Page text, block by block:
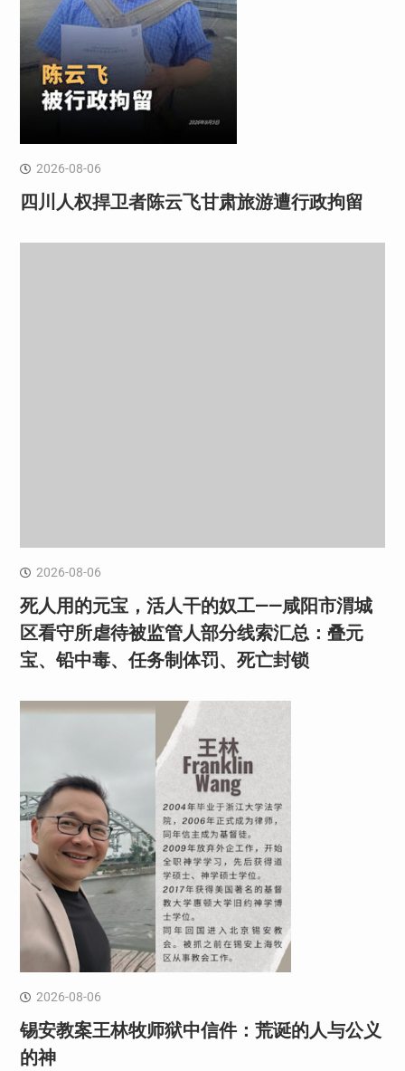
2026-08-06
四川人权捍卫者陈云飞甘肃旅游遭行政拘留
2026-08-06
死人用的元宝，活人干的奴工——咸阳市渭城
区看守所虐待被监管人部分线索汇总：叠元
宝、铅中毒、任务制体罚、死亡封锁
2026-08-06
锡安教案王林牧师狱中信件：荒诞的人与公义
的神